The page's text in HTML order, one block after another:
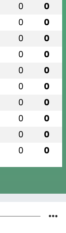
0 0
0 0
0 0
0 0
0 0
0 0
0 0
0 0
0 0
0 0